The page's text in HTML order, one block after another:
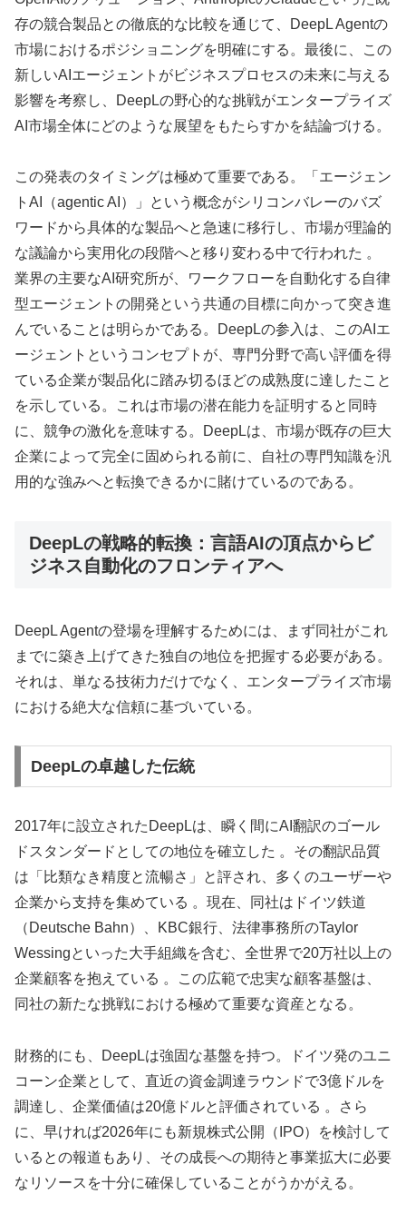
存の競合製品との徹底的な比較を通じて、DeepL Agentの
市場におけるポジショニングを明確にする。最後に、この
新しいAIエージェントがビジネスプロセスの未来に与える
影響を考察し、DeepLの野心的な挑戦がエンタープライズ
AI市場全体にどのような展望をもたらすかを結論づける。
この発表のタイミングは極めて重要である。「エージェン
トAI（agentic AI）」という概念がシリコンバレーのバズ
ワードから具体的な製品へと急速に移行し、市場が理論的
な議論から実用化の段階へと移り変わる中で行われた 。
業界の主要なAI研究所が、ワークフローを自動化する自律
型エージェントの開発という共通の目標に向かって突き進
んでいることは明らかである。DeepLの参入は、このAIエ
ージェントというコンセプトが、専門分野で高い評価を得
ている企業が製品化に踏み切るほどの成熟度に達したこと
を示している。これは市場の潜在能力を証明すると同時
に、競争の激化を意味する。DeepLは、市場が既存の巨大
企業によって完全に固められる前に、自社の専門知識を汎
用的な強みへと転換できるかに賭けているのである。
DeepLの戦略的転換：言語AIの頂点からビ
ジネス自動化のフロンティアへ
DeepL Agentの登場を理解するためには、まず同社がこれ
までに築き上げてきた独自の地位を把握する必要がある。
それは、単なる技術力だけでなく、エンタープライズ市場
における絶大な信頼に基づいている。
DeepLの卓越した伝統
2017年に設立されたDeepLは、瞬く間にAI翻訳のゴール
ドスタンダードとしての地位を確立した 。その翻訳品質
は「比類なき精度と流暢さ」と評され、多くのユーザーや
企業から支持を集めている 。現在、同社はドイツ鉄道
（Deutsche Bahn）、KBC銀行、法律事務所のTaylor
Wessingといった大手組織を含む、全世界で20万社以上の
企業顧客を抱えている 。この広範で忠実な顧客基盤は、
同社の新たな挑戦における極めて重要な資産となる。
財務的にも、DeepLは強固な基盤を持つ。ドイツ発のユニ
コーン企業として、直近の資金調達ラウンドで3億ドルを
調達し、企業価値は20億ドルと評価されている 。さら
に、早ければ2026年にも新規株式公開（IPO）を検討して
いるとの報道もあり、その成長への期待と事業拡大に必要
なリソースを十分に確保していることがうかがえる。